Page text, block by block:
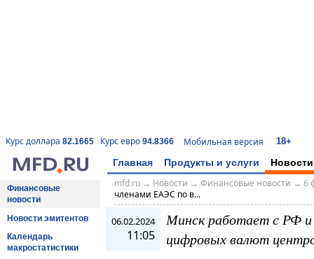
Курс доллара 82.1665 Курс евро 94.8366 Мобильная версия 18+
Главная Продукты и услуги Новости
Финансовые
новости
Новости эмитентов
Календарь
макростатистики
mfd.ru→ Новости → Финансовые новости → 6
членами ЕАЭС по в...
06.02.2024
11:05
Минск работает с РФ и
цифровых валют